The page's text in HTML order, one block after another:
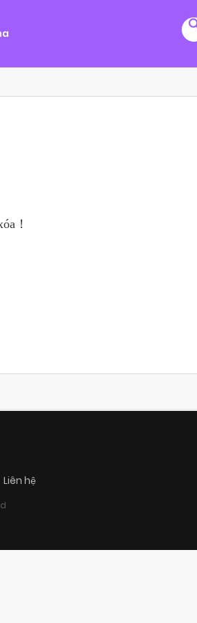
ngày, cô bị kẻ thù của ba mình bắt
！
Liên hệ